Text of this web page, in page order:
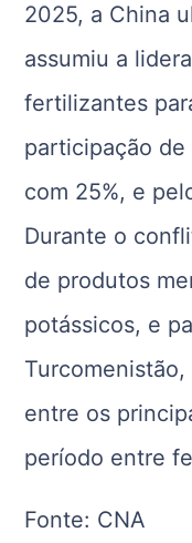
2025, a China
assumiu a
fertilizantes
participação de
com 25%, e
Durante o
de produtos
potássicos, e
entre os
período entre
Fonte: CNA